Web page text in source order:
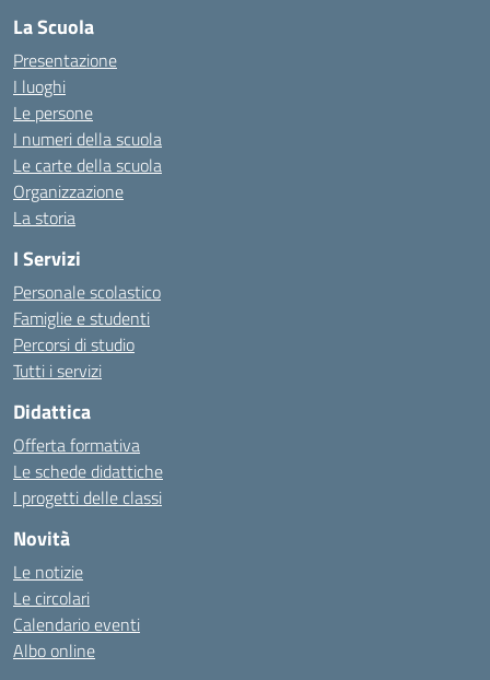
La Scuola
Presentazione
I luoghi
Le persone
I numeri della scuola
Le carte della scuola
Organizzazione
La storia
I Servizi
Personale scolastico
Famiglie e studenti
Percorsi di studio
Tutti i servizi
Didattica
Offerta formativa
Le schede didattiche
I progetti delle classi
Novità
Le notizie
Le circolari
Calendario eventi
Albo online